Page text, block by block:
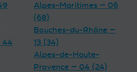
44
Alpes-Maritimes — 06
(68)
Bouches-du-Rhône —
13 (34)
Alpes-de-Haute-
Provence — 04 (24)